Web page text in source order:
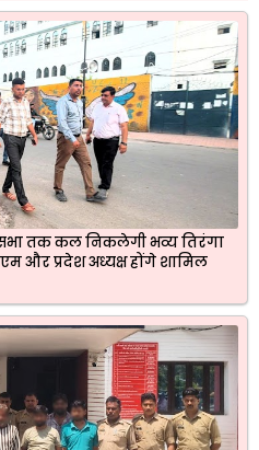
तक कल निकलेगी भव्य तिरंगा
और प्रदेश अध्यक्ष होंगे शामिल